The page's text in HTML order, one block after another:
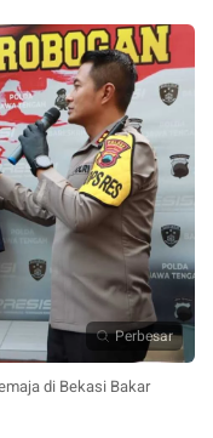
Perbesar
di Bekasi Bakar